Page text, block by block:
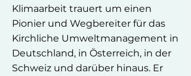
Klimaarbeit trauert um einen
Pionier und Wegbereiter für das
Kirchliche Umweltmanagement in
Deutschland, in Österreich, in der
Schweiz und darüber hinaus. Er